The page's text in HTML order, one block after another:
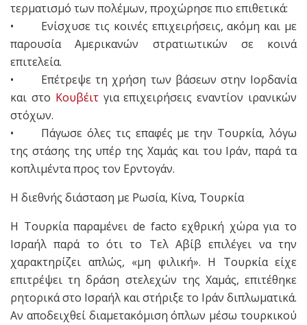
τερματισμό των πολέμων, προχώρησε πιο επιθετικά:
• Ενίσχυσε τις κοινές επιχειρήσεις, ακόμη και με
παρουσία Αμερικανών στρατιωτικών σε κοινά
επιτελεία.
• Επέτρεψε τη χρήση των βάσεων στην Ιορδανία
και στο Κουβέιτγια επιχειρήσεις εναντίον ιρανικών
στόχων.
• Πάγωσε όλες τις επαφές με την Τουρκία, λόγω
της στάσης της υπέρ της Χαμάς και του Ιράν, παρά τα
κοπλιμέντα προς τον Ερντογάν.
Η διεθνής διάσταση με Ρωσία, Κίνα, Τουρκία
Η Τουρκία παραμένει de facto εχθρική χώρα για το
Ισραήλ παρά το ότι το Τελ Αβίβ επιλέγει να την
χαρακτηρίζει απλώς, «μη φιλική». Η Τουρκία είχε
επιτρέψει τη δράση στελεχών της Χαμάς, επιτέθηκε
ρητορικά στο Ισραήλ και στήριξε το Ιράν διπλωματικά.
Αν αποδειχθεί διαμετακόμιση όπλων μέσω τουρκικού